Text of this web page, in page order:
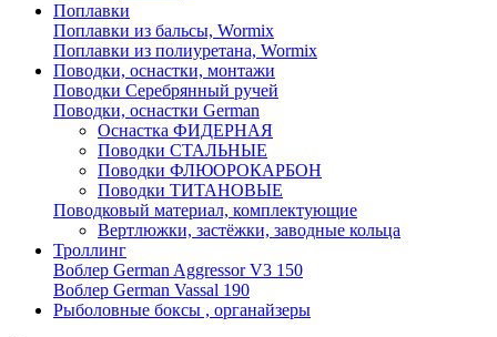
Поплавки
Поплавки из бальсы, Wormix
Поплавки из полиуретана, Wormix
Поводки, оснастки, монтажи
Поводки Серебрянный ручей
Поводки, оснастки German
Оснастка ФИДЕРНАЯ
Поводки СТАЛЬНЫЕ
Поводки ФЛЮОРОКАРБОН
Поводки ТИТАНОВЫЕ
Поводковый материал, комплектующие
Вертлюжки, застёжки, заводные кольца
Троллинг
Воблер German Aggressor V3 150
Воблер German Vassal 190
Рыболовные боксы , органайзеры